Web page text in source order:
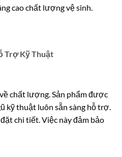
cao chất lượng vệ sinh.
Trợ Kỹ Thuật
chất lượng. Sản phẩm được
kỹ thuật luôn sẵn sàng hỗ trợ.
chi tiết. Việc này đảm bảo